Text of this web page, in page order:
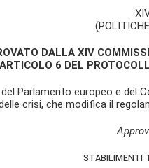
DALLA XIV
6 DEL
Parlamento europeo e del
crisi, che modifica il
stabilimenti